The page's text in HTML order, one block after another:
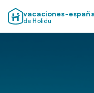
vacaciones-
de Holidu